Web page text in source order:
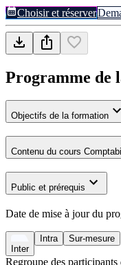
Choisir et réserver
Programme de
Objectifs de la formation
Contenu du cours
Public et prérequis
Date de mise à jour du
Inter
Intra Sur-mesure
Regroupe des